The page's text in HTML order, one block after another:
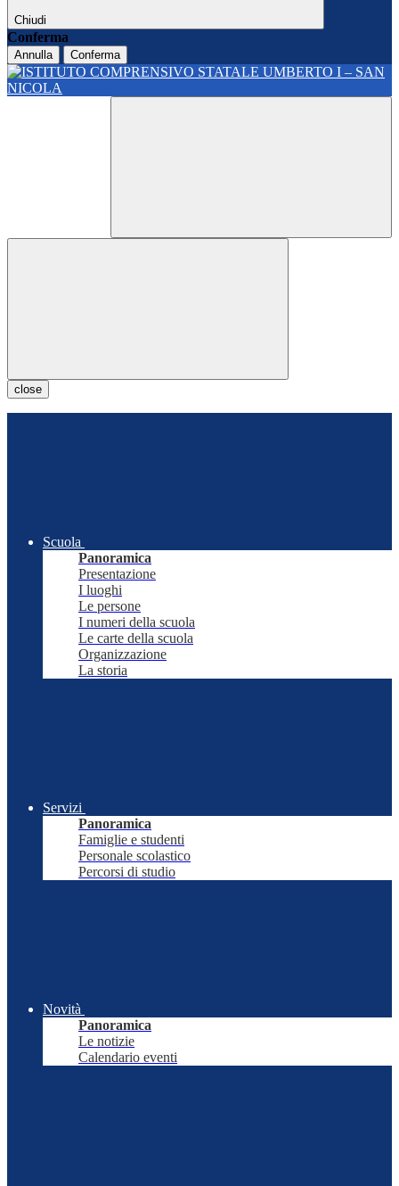
Chiudi
Conferma
Annulla Conferma
close
Scuola
Panoramica
Presentazione
I luoghi
Le persone
I numeri della scuola
Le carte della scuola
Organizzazione
La storia
Servizi
Panoramica
Famiglie e studenti
Personale scolastico
Percorsi di studio
Novità
Panoramica
Le notizie
Calendario eventi